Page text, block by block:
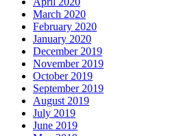
March 2020
February 2020
January 2020
December 2019
November 2019
October 2019
September 2019
August 2019
July 2019
June 2019